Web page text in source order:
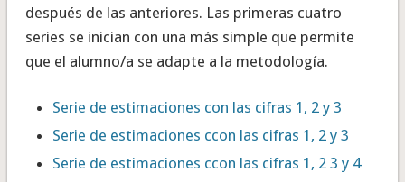
después de las anteriores. Las primeras cuatro
series se inician con una más simple que permite
que el alumno/a se adapte a la metodología.
Serie de estimaciones con las cifras 1, 2 y 3
Serie de estimaciones ccon las cifras 1, 2 y 3
Serie de estimaciones ccon las cifras 1, 2 3 y 4